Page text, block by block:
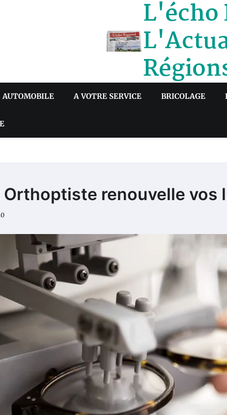
L'écho
AUTOMOBILE A VOTRE SERVICE BRICOLAGE
Orthoptiste renouvelle vos